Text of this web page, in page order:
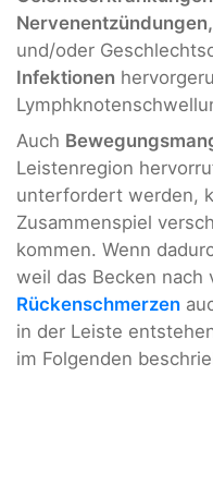
Nervenentzündungen,
und/oder
Infektionen
Auch
Leistenregion
unterfordert werden,
Zusammenspiel
kommen. Wenn
weil das Becken nach
Rückenschmerzen
in der Leiste
im Folgenden